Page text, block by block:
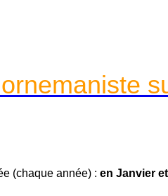
(chaque année) : en Janvier